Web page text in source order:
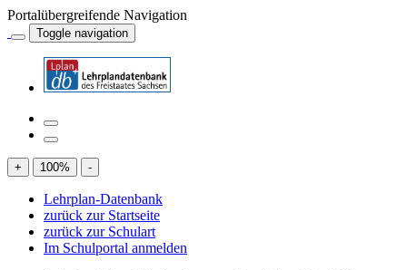
Portalübergreifende Navigation
Toggle navigation
+ 100% -
Lehrplan-Datenbank
zurück zur Startseite
zurück zur Schulart
Im Schulportal anmelden